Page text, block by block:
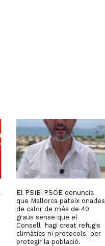
El PSIB-PSOE denuncia
que Mallorca pateix onades
de calor de més de 40
graus sense que el
Consell hagi creat refugis
climàtics ni protocols per
protegir la població.